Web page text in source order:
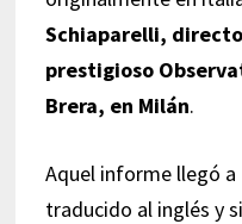
Schiaparelli,
prestigioso
Brera, en Milán.
Aquel informe llegó a
traducido al inglés y